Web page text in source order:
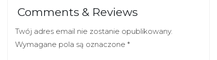
Comments & Reviews
Twój adres email nie zostanie opublikowany.
Wymagane pola są oznaczone *